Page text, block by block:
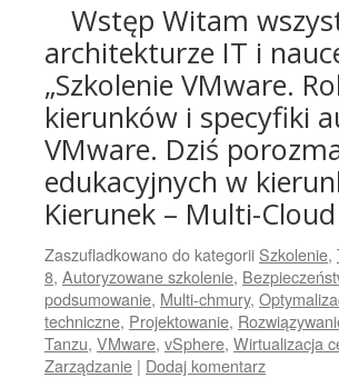
Wstęp Witam
architekturze IT i
„Szkolenie VMware.
kierunków i specyfiki
VMware. Dziś
edukacyjnych w
Kierunek – Multi-
Zaszufladkowano do kategorii Szkolenie,
8, Autoryzowane szkolenie,
podsumowanie, Multi-chmury,
techniczne, Projektowanie,
Tanzu, VMware, vSphere, Wirtualizacja
Zarządzanie | Dodaj komentarz